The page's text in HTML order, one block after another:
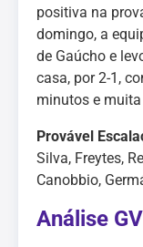
positiva na
domingo, a
de Gaúcho e
casa, por 2-1,
minutos e
Provável
Silva, Freytes,
Canobbio,
Análise